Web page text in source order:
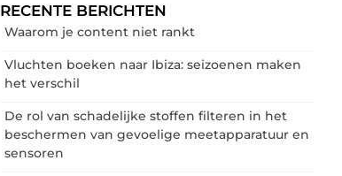
RECENTE BERICHTEN
Waarom je content niet rankt
Vluchten boeken naar Ibiza: seizoenen maken
het verschil
De rol van schadelijke stoffen filteren in het
beschermen van gevoelige meetapparatuur en
sensoren